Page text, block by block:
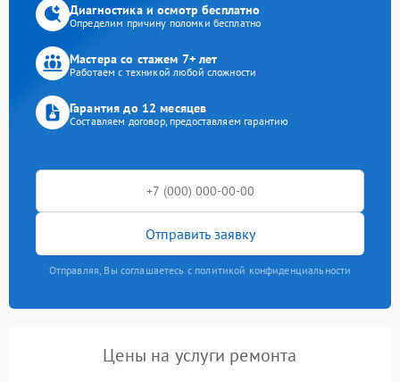
Диагностика и осмотр бесплатно
Определим причину поломки бесплатно
Мастера со стажем 7+ лет
Работаем с техникой любой сложности
Гарантия до 12 месяцев
Составляем договор, предоставляем гарантию
Отправить заявку
Отправляя, Вы соглашаетесь с политикой конфиденциальности
Цены на услуги ремонта